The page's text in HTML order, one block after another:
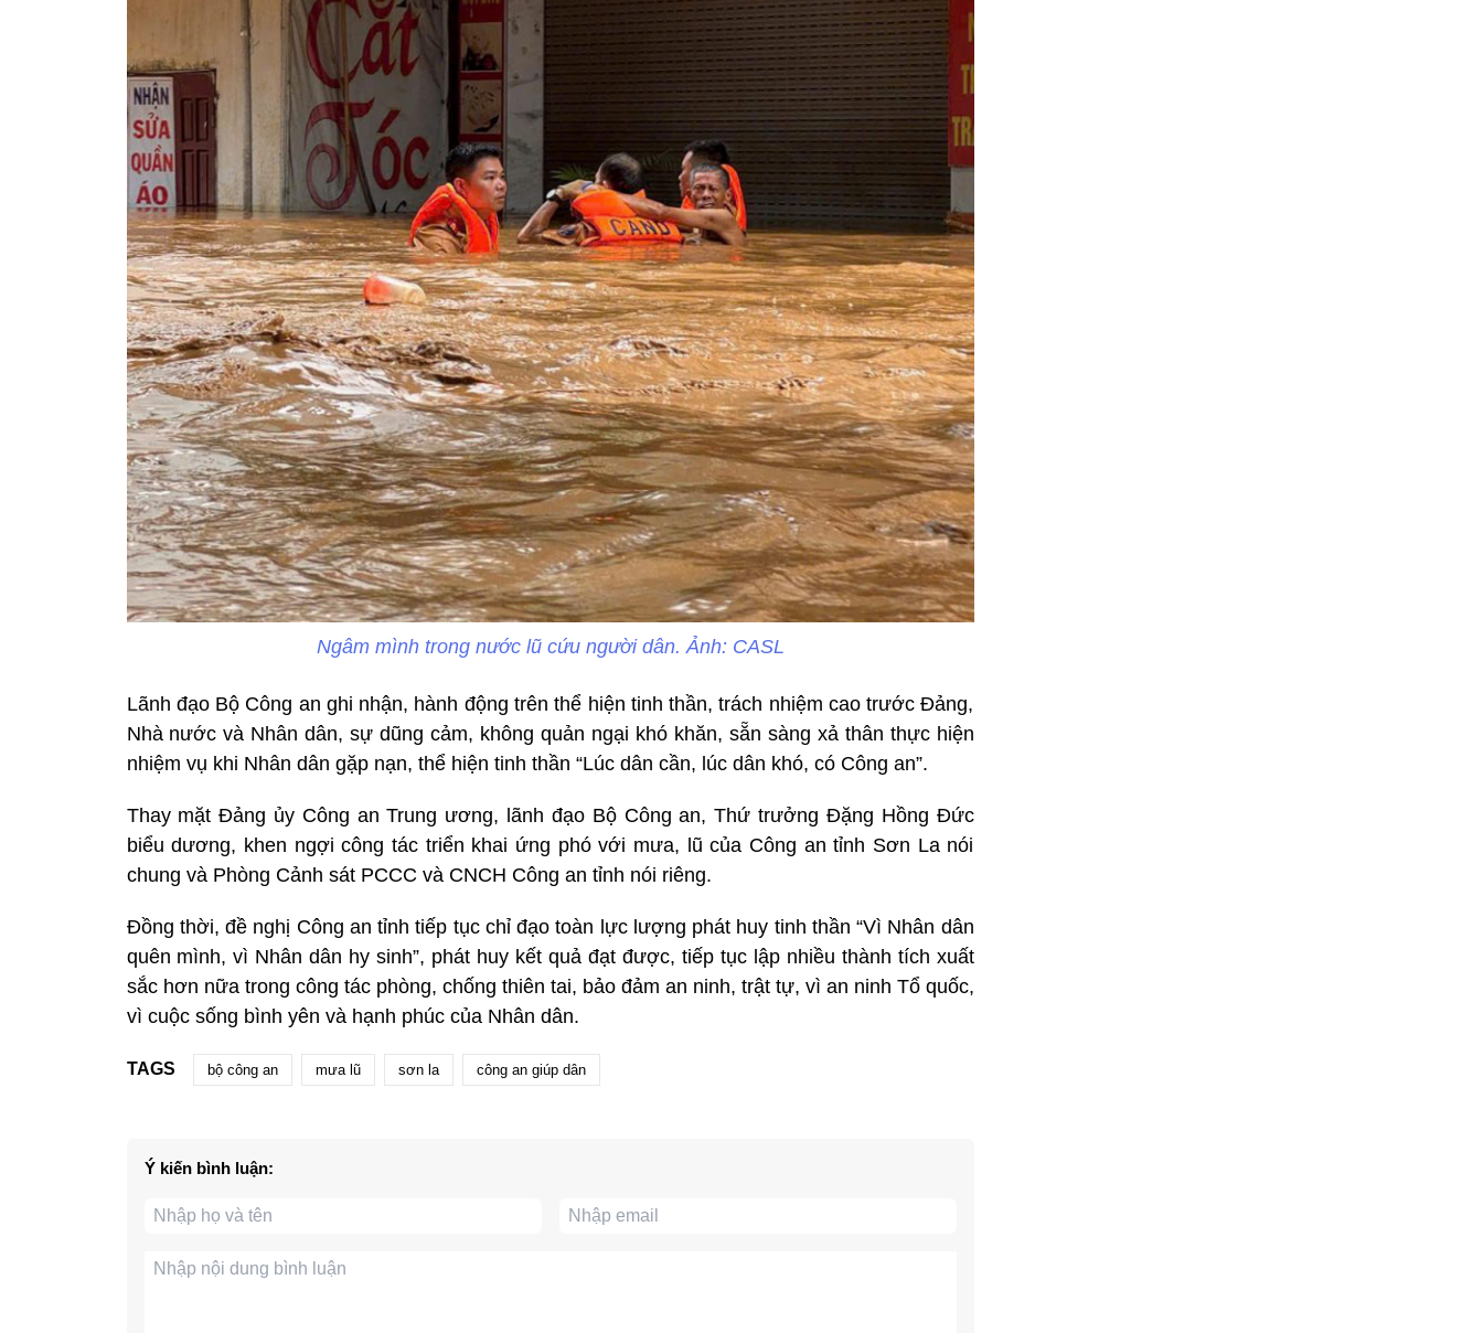
Ngâm mình trong nước lũ cứu người dân. Ảnh: CASL
Lãnh đạo Bộ Công an ghi nhận, hành động trên thể hiện tinh thần, trách nhiệm cao trước Đảng,
Nhà nước và Nhân dân, sự dũng cảm, không quản ngại khó khăn, sẵn sàng xả thân thực hiện
nhiệm vụ khi Nhân dân gặp nạn, thể hiện tinh thần “Lúc dân cần, lúc dân khó, có Công an”.
Thay mặt Đảng ủy Công an Trung ương, lãnh đạo Bộ Công an, Thứ trưởng Đặng Hồng Đức
biểu dương, khen ngợi công tác triển khai ứng phó với mưa, lũ của Công an tỉnh Sơn La nói
chung và Phòng Cảnh sát PCCC và CNCH Công an tỉnh nói riêng.
Đồng thời, đề nghị Công an tỉnh tiếp tục chỉ đạo toàn lực lượng phát huy tinh thần “Vì Nhân dân
quên mình, vì Nhân dân hy sinh”, phát huy kết quả đạt được, tiếp tục lập nhiều thành tích xuất
sắc hơn nữa trong công tác phòng, chống thiên tai, bảo đảm an ninh, trật tự, vì an ninh Tổ quốc,
vì cuộc sống bình yên và hạnh phúc của Nhân dân.
TAGS bộ công an mưa lũ sơn la công an giúp dân
Ý kiến bình luận: